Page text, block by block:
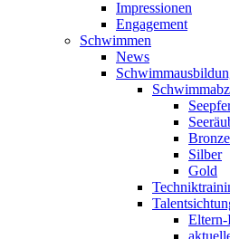
Impressionen
Engagement
Schwimmen
News
Bronze
Silber
Gold